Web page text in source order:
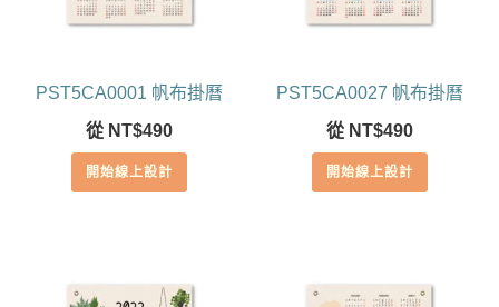
PST5CA0001 帆布掛曆
從 NT$490
開始線上設計
PST5CA0027 帆布掛曆
從 NT$490
開始線上設計